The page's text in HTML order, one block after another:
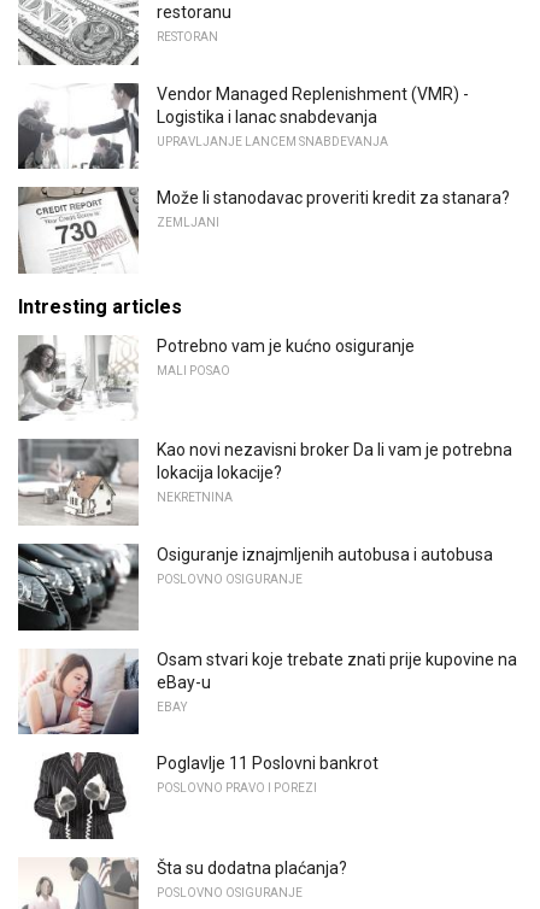
restoranu
RESTORAN
Vendor Managed Replenishment (VMR) -
Logistika i lanac snabdevanja
UPRAVLJANJE LANCEM SNABDEVANJA
Može li stanodavac proveriti kredit za stanara?
ZEMLJANI
Intresting articles
Potrebno vam je kućno osiguranje
MALI POSAO
Kao novi nezavisni broker Da li vam je potrebna
lokacija lokacije?
NEKRETNINA
Osiguranje iznajmljenih autobusa i autobusa
POSLOVNO OSIGURANJE
Osam stvari koje trebate znati prije kupovine na
eBay-u
EBAY
Poglavlje 11 Poslovni bankrot
POSLOVNO PRAVO I POREZI
Šta su dodatna plaćanja?
POSLOVNO OSIGURANJE